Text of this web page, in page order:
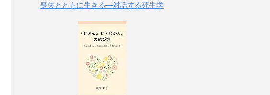
喪失とともに生きる―対話する死生学